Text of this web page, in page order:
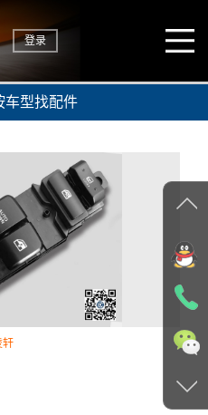
登录
车型找配件
轩